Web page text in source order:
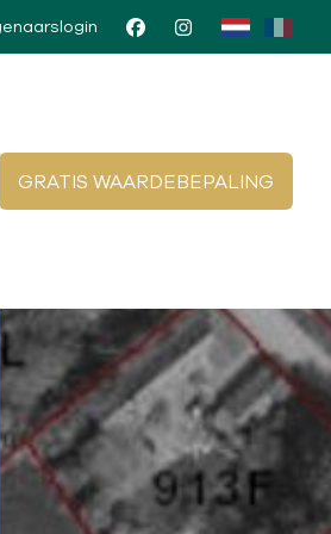
GRATIS WAARDEBEPALING